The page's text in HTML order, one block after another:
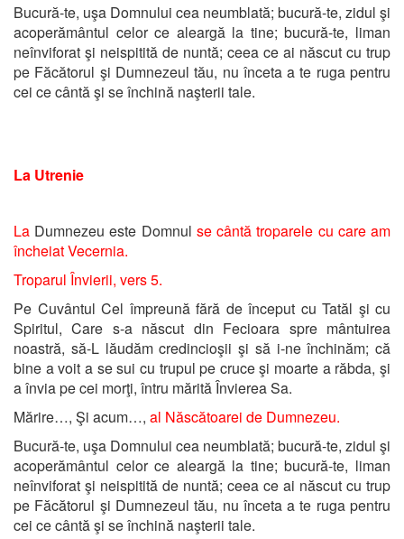
Bucură-te, uşa Domnului cea neumblată; bucură-te, zidul şi
acoperământul celor ce aleargă la tine; bucură-te, liman
neînviforat şi neispitită de nuntă; ceea ce ai născut cu trup
pe Făcătorul şi Dumnezeul tău, nu înceta a te ruga pentru
cei ce cântă şi se închină naşterii tale.
La Utrenie
La Dumnezeu este Domnul se cântă troparele cu care am
încheiat Vecernia.
Troparul Învierii, vers 5.
Pe Cuvântul Cel împreună fără de început cu Tatăl şi cu
Spiritul, Care s-a născut din Fecioara spre mântuirea
noastră, să-L lăudăm credincioşii şi să i-ne închinăm; că
bine a voit a se sui cu trupul pe cruce şi moarte a răbda, şi
a învia pe cei morţi, întru mărită Învierea Sa.
Mărire…, Şi acum…, al Născătoarei de Dumnezeu.
Bucură-te, uşa Domnului cea neumblată; bucură-te, zidul şi
acoperământul celor ce aleargă la tine; bucură-te, liman
neînviforat şi neispitită de nuntă; ceea ce ai născut cu trup
pe Făcătorul şi Dumnezeul tău, nu înceta a te ruga pentru
cei ce cântă şi se închină naşterii tale.